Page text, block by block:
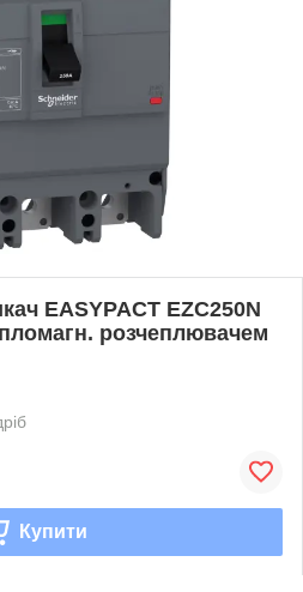
EASYPACT EZC250N
розчеплювачем
Купити